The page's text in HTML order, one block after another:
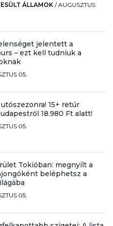
ÁLLAMOK /AUGUSZTUS
jelentett a
– ezt kell tudniuk a
05.
15+ retúr
18.980 Ft alatt!
05.
Tokióban: megnyílt a
beléphetsz a
05.